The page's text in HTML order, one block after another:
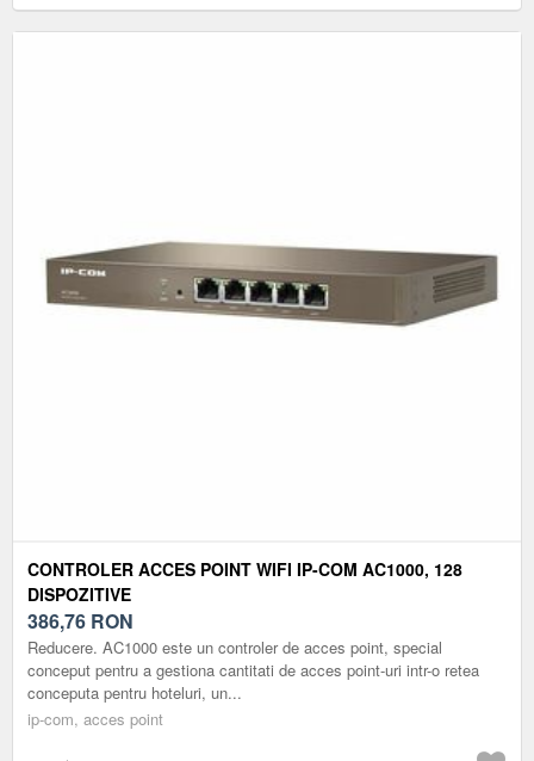
CONTROLER ACCES POINT WIFI IP-COM AC1000, 128
DISPOZITIVE
386,76 RON
Reducere. AC1000 este un controler de acces point, special
conceput pentru a gestiona cantitati de acces point-uri intr-o retea
conceputa pentru hoteluri, un...
ip-com, acces point